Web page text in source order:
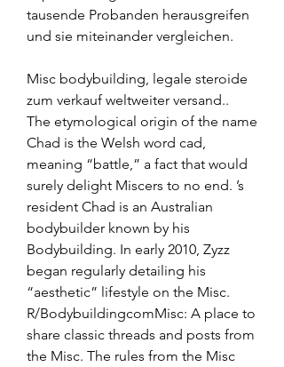
tausende Probanden herausgreifen
und sie miteinander vergleichen.
Misc bodybuilding, legale steroide
zum verkauf weltweiter versand..
The etymological origin of the name
Chad is the Welsh word cad,
meaning “battle,” a fact that would
surely delight Miscers to no end. ’s
resident Chad is an Australian
bodybuilder known by his
Bodybuilding. In early 2010, Zyzz
began regularly detailing his
“aesthetic” lifestyle on the Misc.
R/BodybuildingcomMisc: A place to
share classic threads and posts from
the Misc. The rules from the Misc